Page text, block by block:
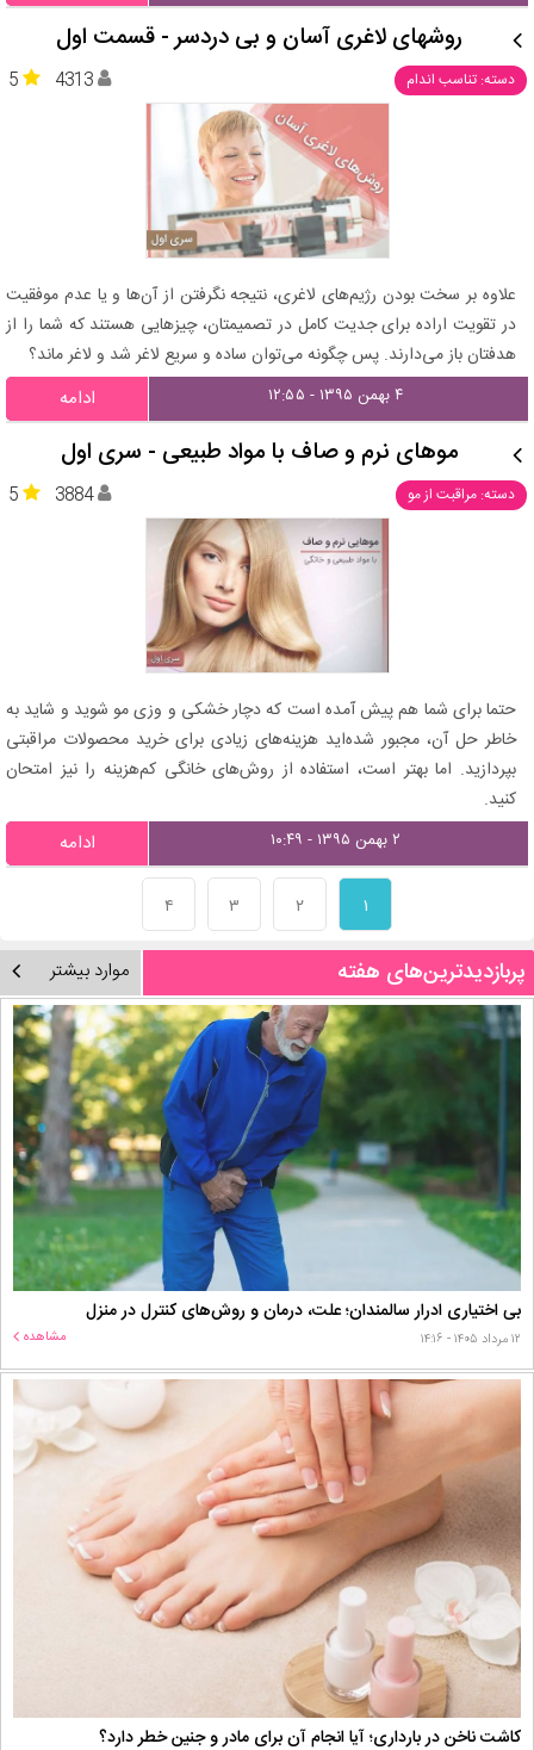
روشهای لاغری آسان و بی‌ دردسر - قسمت اول
دسته: تناسب اندام 5 4313
علاوه بر سخت بودن رژیم‌های لاغری، نتیجه نگرفتن از آن‌ها و یا عدم موفقیت
در تقویت اراده برای جدیت کامل در تصمیمتان، چیزهایی هستند که شما را از
هدفتان باز می‌دارند. پس چگونه می‌توان ساده و سریع لاغر شد و لاغر ماند؟
۴ بهمن ۱۳۹۵ - ۱۲:۵۵ ادامه
موهای نرم و صاف با مواد طبیعی - سری اول
دسته: مراقبت از مو 5 3884
حتما برای شما هم پیش آمده است که دچار خشکی و وزی مو شوید و شاید به
خاطر حل آن، مجبور شده‌اید هزینه‌های زیادی برای خرید محصولات مراقبتی
بپردازید. اما بهتر است، استفاده از روش‌های خانگی کم‌هزینه را نیز امتحان
کنید.
۲ بهمن ۱۳۹۵ - ۱۰:۴۹ ادامه
۱ ۲ ۳ ۴
پربازدیدترین‌های هفته موارد بیشتر
بی اختیاری ادرار سالمندان؛ علت، درمان و روش‌های کنترل در منزل
۱۲ مرداد ۱۴۰۵ - ۱۴:۱۶ مشاهده
کاشت ناخن در بارداری؛ آیا انجام آن برای مادر و جنین خطر دارد؟